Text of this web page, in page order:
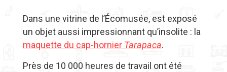
Dans une vitrine de l’Écomusée, est exposé
un objet aussi impressionnant qu’insolite : la
maquette du cap-hornier Tarapaca.
Près de 10 000 heures de travail ont été